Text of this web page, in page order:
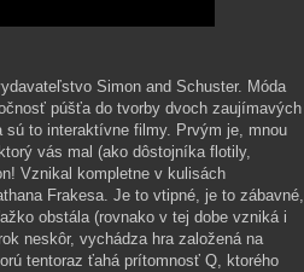
Simon and Schuster. Móda
púšťa do tvorby dvoch zaujímavých
to interaktívne filmy. Prvým je, mnou
vás mal (ako dôstojníka flotily,
Vznikal kompletne v kulisách
Frakesa. Je to vtipné, je to zábavné,
obstála (rovnako v tej dobe vzniká i
neskôr, vychádza hra založená na
tentoraz ťahá prítomnosť Q, ktorého